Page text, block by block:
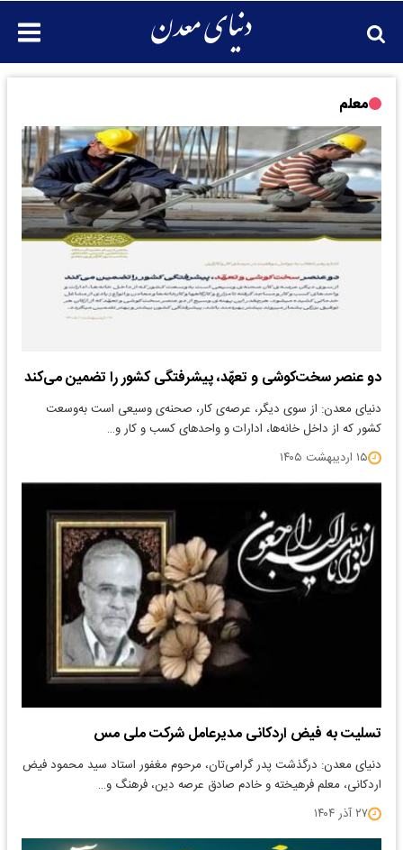
معلم
دو عنصر سخت‌کوشی و تعهّد، پیشرفتگی کشور را تضمین می‌کند
دنیای معدن: از سوی دیگر، عرصه‌ی کار، صحنه‌ی وسیعی است به‌وسعت
کشور که از داخل خانه‌ها، ادارات و واحدهای کسب و کار و…
۱۵ اردیبهشت ۱۴۰۵
تسلیت به فیض اردکانی مدیرعامل شرکت ملی مس
دنیای معدن: درگذشت پدر گرامی‌تان، مرحوم مغفور استاد سید محمود فیض
اردکانی، معلم فرهیخته و خادم صادق عرصه دین، فرهنگ و…
۲۷ آذر ۱۴۰۴